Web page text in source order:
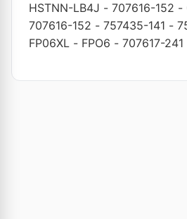
HSTNN-LB4J - 707616-152 -
707616-152 - 757435-141 -
FP06XL - FPO6 - 707617-241